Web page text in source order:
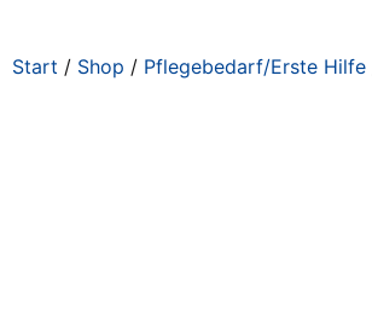
Start / Shop / Pflegebedarf/Erste Hilfe